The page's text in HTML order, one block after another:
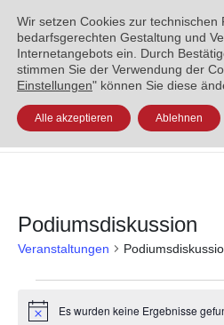
ENGLISH العربية
Podiumsdiskussion
Veranstaltungen
HinweisEs wurden keine Ergebnisse
Wir setzen Cookies zur technischen
bedarfsgerechten Gestaltung und
Internetangebots ein. Durch
stimmen Sie der Verwendung der
Einstellungen" können Sie diese
Alle akzeptieren Ablehnen